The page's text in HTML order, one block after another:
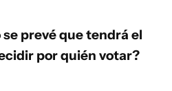
prevé que tendrá el
por quién votar?